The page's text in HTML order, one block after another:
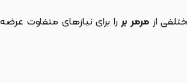
ازمرمر بررا برای نیازهای متفاوت عرضه